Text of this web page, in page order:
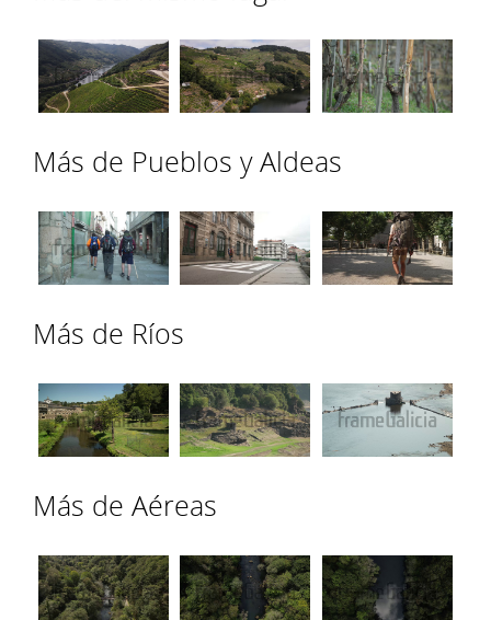
Más de Pueblos y Aldeas
Más de Ríos
Más de Aéreas